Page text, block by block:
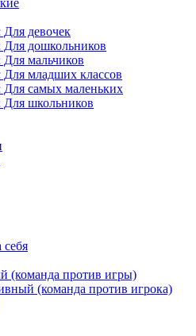
девочек
дошкольников
мальчиков
младших классов
самых маленьких
Для школьников
(команда против игры)
(команда против игрока)